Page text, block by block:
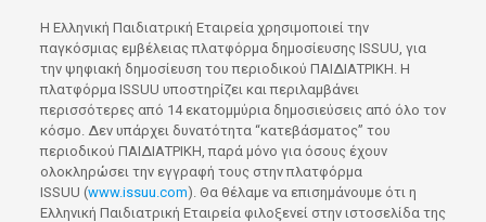
Η Ελληνική Παιδιατρική Εταιρεία χρησιμοποιεί την
παγκόσμιας εμβέλειας πλατφόρμα δημοσίευσης ISSUU, για
την ψηφιακή δημοσίευση του περιοδικού ΠΑΙΔΙΑΤΡΙΚΗ. Η
πλατφόρμα ISSUU υποστηρίζει και περιλαμβάνει
περισσότερες από 14 εκατομμύρια δημοσιεύσεις από όλο τον
κόσμο. Δεν υπάρχει δυνατότητα “κατεβάσματος” του
περιοδικού ΠΑΙΔΙΑΤΡΙΚΗ, παρά μόνο για όσους έχουν
ολοκληρώσει την εγγραφή τους στην πλατφόρμα
ISSUU (www.issuu.com). Θα θέλαμε να επισημάνουμε ότι η
Ελληνική Παιδιατρική Εταιρεία φιλοξενεί στην ιστοσελίδα της